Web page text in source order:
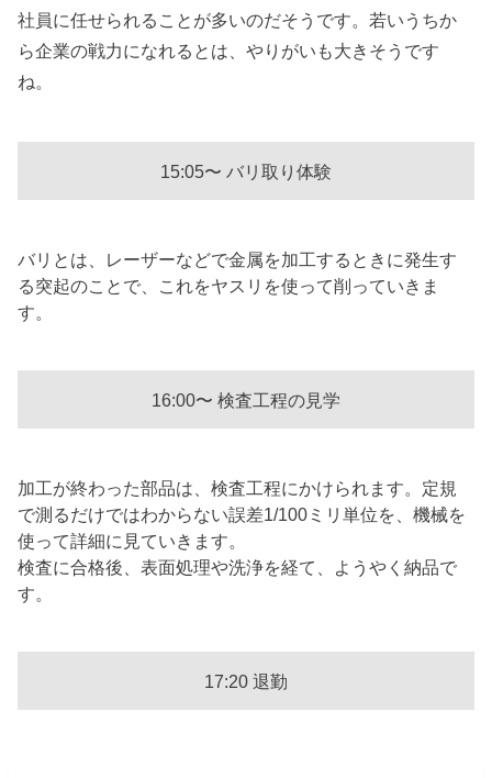
社員に任せられることが多いのだそうです。若いうちか
ら企業の戦力になれるとは、やりがいも大きそうです
ね。
15:05〜 バリ取り体験
バリとは、レーザーなどで金属を加工するときに発生す
る突起のことで、これをヤスリを使って削っていきま
す。
16:00〜 検査工程の見学
加工が終わった部品は、検査工程にかけられます。定規
で測るだけではわからない誤差1/100ミリ単位を、機械を
使って詳細に見ていきます。
検査に合格後、表面処理や洗浄を経て、ようやく納品で
す。
17:20 退勤